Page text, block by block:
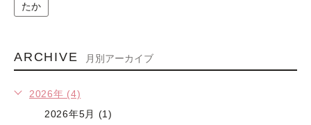
たか
ARCHIVE 月別アーカイブ
2026年 (4)
2026年5月 (1)